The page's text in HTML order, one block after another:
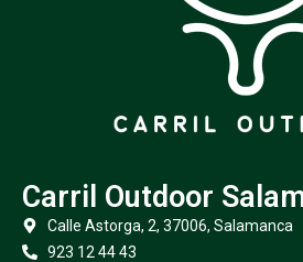
Carril Outdoor
Calle Astorga, 2, 37006, Salamanca
923 12 44 43